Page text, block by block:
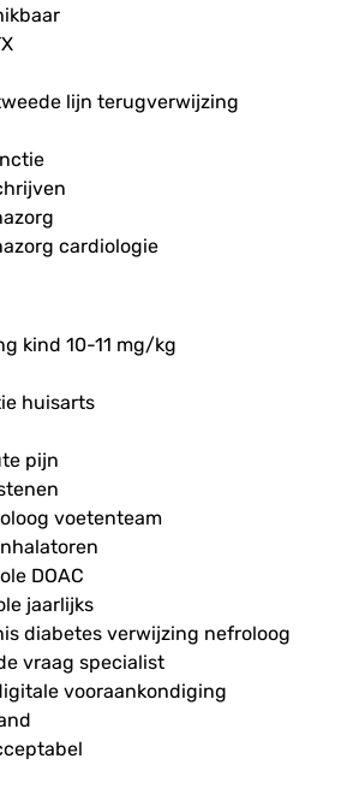
lijn terugverwijzing
cardiologie
kind 10-11 mg/kg
huisarts
pijn
voetenteam
DOAC
jaarlijks
diabetes verwijzing nefroloog
vraag specialist
vooraankondiging